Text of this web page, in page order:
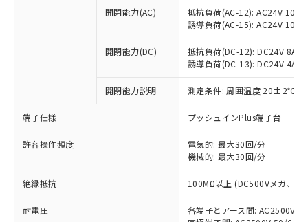
開閉能力(AC)
抵抗負荷(AC-12): AC24V 10A/
誘導負荷(AC-15): AC24V
開閉能力(DC)
抵抗負荷(DC-12): DC24V 8A/
誘導負荷(DC-13): DC24V 4A/
開閉能力説明 測定条件: 周囲温度 20±2℃、
端子仕様 プッシュインPlus端子台
許容操作頻度
電気的: 最大30回/分
機械的: 最大30回/分
絶縁抵抗 100MΩ以上 (DC500Vメガ、点
耐電圧
各端子とアース間: AC2500V
以下の条件をお読みいただき、同意のうえ
本サービスは、当社制御機器事業取扱
商品の当社在庫状況および標準価格
(税抜)を提供させていただくもので
当社制御機器事業取扱商品の中には、
本サービスの対象外となる商品もある
ことをご了承ください。
在庫状況および標準価格照会結果は、
記載している更新日時点での社内デー
タに基づき作成されるものであり、閲
準価格とは異なる場合があることをご
対応予定なし：EU RoHS指令（10物質）の
非含有に非対応の商品で、対応品を出す予
調査・確認中：EU RoHS指令（10物質）の
非含有の対応状況を調査中または確認中の
非該当品：ライセンス料など無形物で、有
害物質有無と関係のない商品です。
仕入先様の事情により、非含有部品として
いたものが、含有品と判明した場合などや
むを得ず変更することがあります。
*EU RoHS指令（10物質）：
鉛(Pb) 1000ppm以下、 水銀(Hg) 1000ppm以下、 カド
六価クロム(Cr(Ⅵ)) 1000ppm以下、ポリ臭化ビフェニル
「○」：最大均質材料含有率が中国RoHSの
基準値以下であることを示します。
「×」：最大均質材料含有率が中国RoHSの
基準値を超えていることを示します。
「－」：未確認です。当社販売部門へお問
当社は、これら貴社製品のうち、外国
為替および外国貿易法に定める商品
（以下｢規制貨物等」という）を輸出
または国外への提供する場合は、日本
国政府の輸出許可(または役務取引許
可)を取得するなどの必要な手続きを